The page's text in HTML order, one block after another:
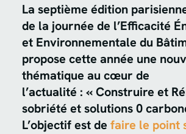
La septième édition
de la journée de l’Efficacité
et Environnementale du
propose cette année une
thématique au cœur de
l’actualité : « Construire et
sobriété et solutions 0
L’objectif est de faire le point